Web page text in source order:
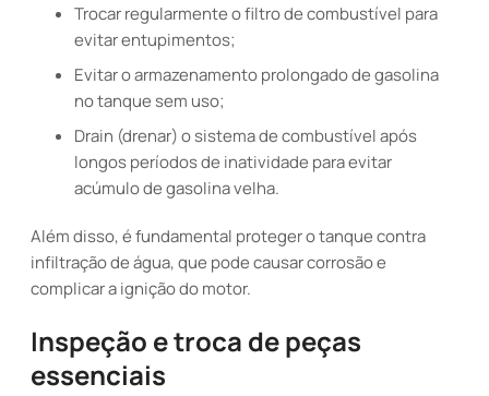
Trocar regularmente o filtro de combustível para
evitar entupimentos;
Evitar o armazenamento prolongado de gasolina
no tanque sem uso;
Drain (drenar) o sistema de combustível após
longos períodos de inatividade para evitar
acúmulo de gasolina velha.
Além disso, é fundamental proteger o tanque contra
infiltração de água, que pode causar corrosão e
complicar a ignição do motor.
Inspeção e troca de peças
essenciais